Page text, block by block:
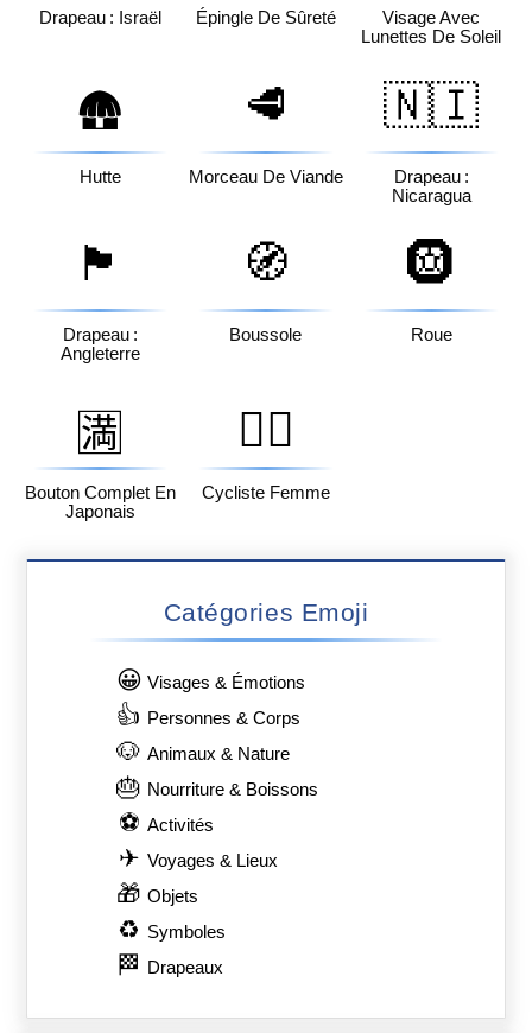
Drapeau : Israël Épingle De Sûreté
Visage Avec
Lunettes De Soleil
🛖
Hutte
🥩
Morceau De Viande
🇳🇮
Drapeau :
Nicaragua
🏴󠁧󠁢󠁥󠁮󠁧󠁿
Drapeau :
Angleterre
🧭
Boussole
🛞
Roue
🈵
Bouton Complet En
Japonais
🚴‍♀️
Cycliste Femme
Catégories Emoji
😀 Visages & Émotions
👍 Personnes & Corps
🐶 Animaux & Nature
🎂 Nourriture & Boissons
⚽ Activités
✈ Voyages & Lieux
🎁 Objets
♻ Symboles
🏁 Drapeaux